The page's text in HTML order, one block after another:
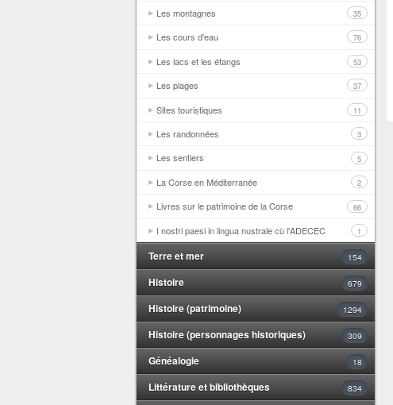
Les montagnes 35
Les cours d'eau 76
Les lacs et les étangs 53
Les plages 37
Sites touristiques 11
Les randonnées 3
Les sentiers 5
La Corse en Méditerranée 2
Livres sur le patrimoine de la Corse 66
I nostri paesi in lingua nustrale cù l'ADECEC 1
Terre et mer 154
Histoire 679
Histoire (patrimoine) 1294
Histoire (personnages historiques) 309
Généalogie 18
Littérature et bibliothèques 834